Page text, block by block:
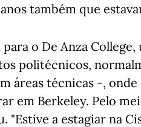
também que
o De Anza College,
politécnicos,
áreas técnicas -,
em Berkeley. Pelo
"Estive a estagiar na